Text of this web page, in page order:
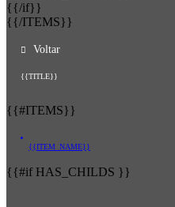
{{/if}}
{{/ITEMS}}
Voltar
{{TITLE}}
{{#ITEMS}}
{{ITEM_NAME}}
{{#if HAS_CHILDS }}